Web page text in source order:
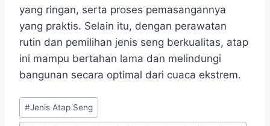
yang ringan, serta proses pemasangannya
yang praktis. Selain itu, dengan perawatan
rutin dan pemilihan jenis seng berkualitas, atap
ini mampu bertahan lama dan melindungi
bangunan secara optimal dari cuaca ekstrem.
#Jenis Atap Seng